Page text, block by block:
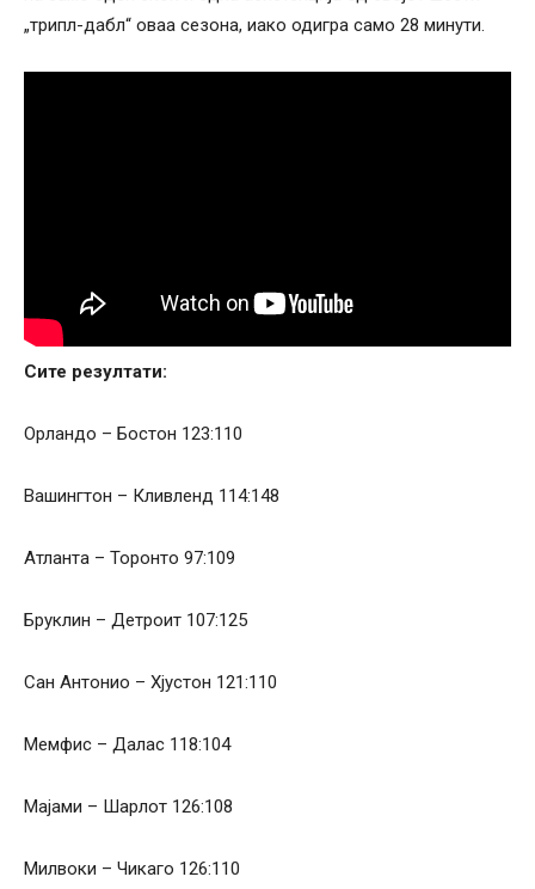
„трипл-дабл“ оваа сезона, иако одигра само 28 минути.
Сите резултати:
Орландо – Бостон 123:110
Вашингтон – Кливленд 114:148
Атланта – Торонто 97:109
Бруклин – Детроит 107:125
Сан Антонио – Хјустон 121:110
Мемфис – Далас 118:104
Мајами – Шарлот 126:108
Милвоки – Чикаго 126:110